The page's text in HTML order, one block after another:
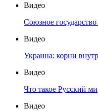
Видео
Союзное
Видео
Украина: корни
Видео
Что такое Русский
Видео